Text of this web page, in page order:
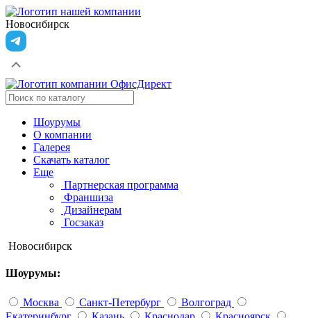
Новосибирск
Шоурумы
О компании
Галерея
Скачать каталог
Еще
Партнерская программа
Франшиза
Дизайнерам
Госзаказ
Новосибирск
Шоурумы:
Москва Санкт-Петербург
Волгоград